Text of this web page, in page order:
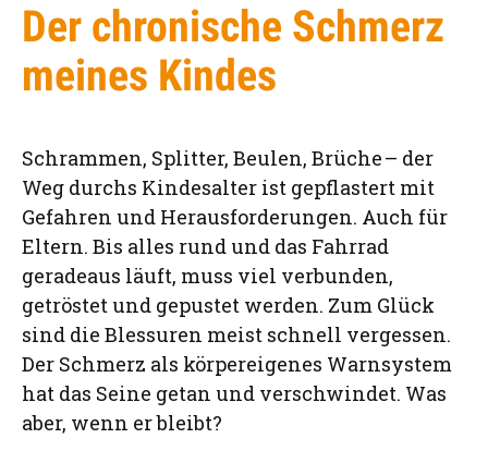
Der chronische Schmerz
meines Kindes
Schrammen, Splitter, Beulen, Brüche – der
Weg durchs Kindesalter ist gepflastert mit
Gefahren und Herausforderungen. Auch für
Eltern. Bis alles rund und das Fahrrad
geradeaus läuft, muss viel verbunden,
getröstet und gepustet werden. Zum Glück
sind die Blessuren meist schnell vergessen.
Der Schmerz als körpereigenes Warnsystem
hat das Seine getan und verschwindet. Was
aber, wenn er bleibt?